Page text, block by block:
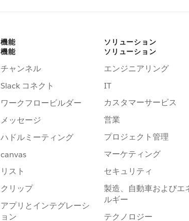
機能
機能
チャンネル
Slack コネクト
ワークフロービルダー
メッセージ
ハドルミーティング
canvas
リスト
クリップ
アプリとインテグレーシ
ョン
ソリューション
ソリューション
エンジニアリング
IT
カスタマーサービス
営業
プロジェクト管理
マーケティング
セキュリティ
製造、自動車およびエ
ルギー
テクノロジー